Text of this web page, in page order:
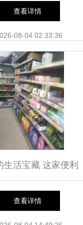
的一站式制造基地
查看详情
08-04 02:33:36
生活宝藏 这家便利
搞定你的所有日常所
查看详情